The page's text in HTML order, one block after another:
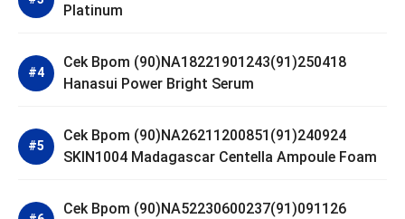
Platinum
Cek Bpom (90)NA18221901243(91)250418
Hanasui Power Bright Serum
Cek Bpom (90)NA26211200851(91)240924
SKIN1004 Madagascar Centella Ampoule Foam
Cek Bpom (90)NA52230600237(91)091126